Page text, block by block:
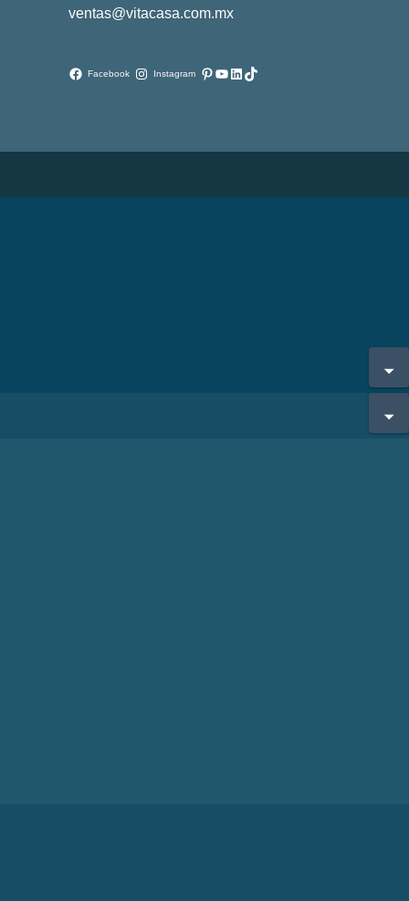
ventas@vitacasa.com.mx
Facebook Instagram Pinterest
YouTube
LinkedIn
TikTok